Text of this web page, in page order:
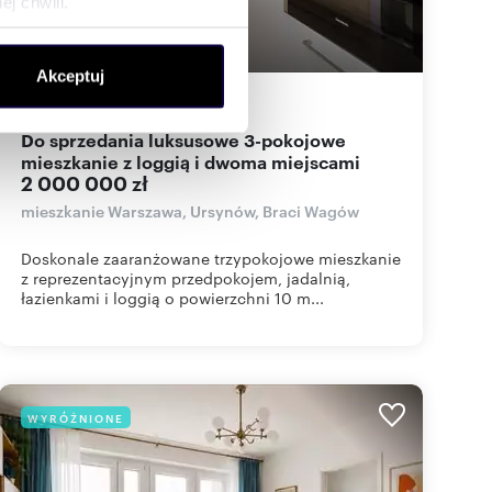
społecznościowym,
od Ciebie lub
Akceptuj
m zł/m
Do sprzedania luksusowe 3-pokojowe
mieszkanie z loggią i dwoma miejscami
2 000 000 zł
mieszkanie Warszawa, Ursynów, Braci Wagów
Doskonale zaaranżowane trzypokojowe mieszkanie
z reprezentacyjnym przedpokojem, jadalnią,
łazienkami i loggią o powierzchni 10 m...
WYRÓŻNIONE